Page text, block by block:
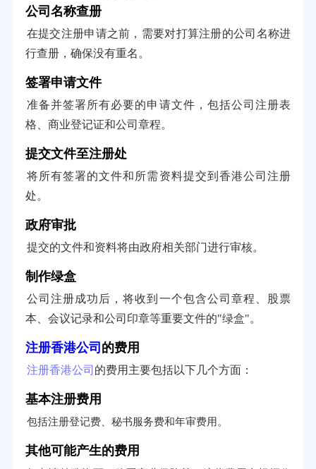
公司名称查册
在提交注册申请之前，需要对打算注册的公司名称进
行查册，确保没有重名。
签署申请文件
准备并签署所有必要的申请文件，包括公司注册表
格、商业登记证和公司章程。
提交文件至注册处
将所有签署的文件和所需资料提交到香港公司注册
处。
政府审批
提交的文件和资料将由政府相关部门进行审核。
制作绿盒
公司注册成功后，将收到一个包含公司章程、股票
本、会议记录和公司印章等重要文件的"绿盒"。
注册香港公司 的费用
注册香港公司 的费用主要包括以下几个方面：
基本注册费用
包括注册登记费、秘书服务费和年审费用。
其他可能产生的费用